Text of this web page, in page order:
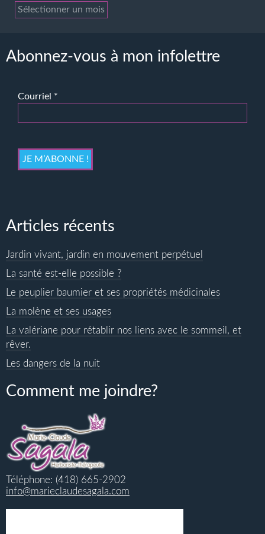
Archives
Abonnez-vous à mon infolettre
Courriel *
Articles récents
Jardin vivant, jardin en mouvement perpétuel
La santé est-elle possible ?
Le peuplier baumier et ses propriétés médicinales
La molène et ses usages
La valériane pour rétablir nos liens avec le sommeil, et
rêver.
Les dangers de la nuit
Comment me joindre?
Téléphone: (418) 665-2902
info@marieclaudesagala.com